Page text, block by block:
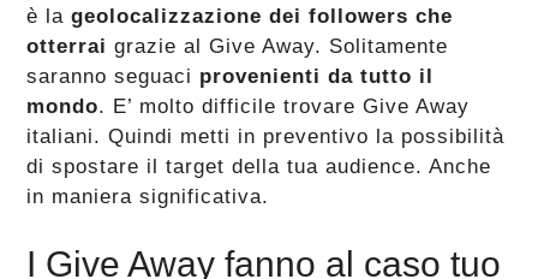
è lageolocalizzazione dei followers che
otterrai grazie al Give Away. Solitamente
saranno seguaci provenienti da tutto il
mondo. E’ molto difficile trovare Give Away
italiani. Quindi metti in preventivo la possibilità
di spostare il target della tua audience. Anche
in maniera significativa.
I Give Away fanno al caso tuo